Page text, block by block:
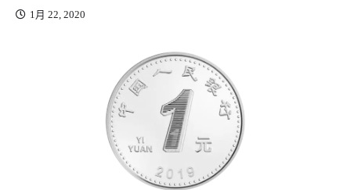
1月 22, 2020